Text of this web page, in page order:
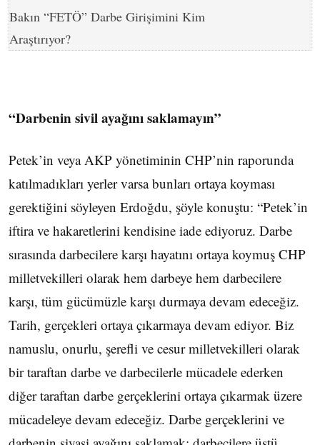
Bakın “FETÖ” Darbe Girişimini Kim
Araştırıyor?
“Darbenin sivil ayağını saklamayın”
Petek’in veya AKP yönetiminin CHP’nin raporunda
katılmadıkları yerler varsa bunları ortaya koyması
gerektiğini söyleyen Erdoğdu, şöyle konuştu: “Petek’in
iftira ve hakaretlerini kendisine iade ediyoruz. Darbe
sırasında darbecilere karşı hayatını ortaya koymuş CHP
milletvekilleri olarak hem darbeye hem darbecilere
karşı, tüm gücümüzle karşı durmaya devam edeceğiz.
Tarih, gerçekleri ortaya çıkarmaya devam ediyor. Biz
namuslu, onurlu, şerefli ve cesur milletvekilleri olarak
bir taraftan darbe ve darbecilerle mücadele ederken
diğer taraftan darbe gerçeklerini ortaya çıkarmak üzere
mücadeleye devam edeceğiz. Darbe gerçeklerini ve